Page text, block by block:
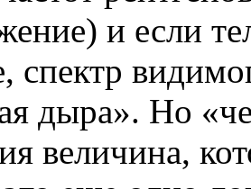
и если
спектр
дыра». Но
величина,